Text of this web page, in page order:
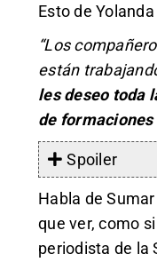
Esto de
“Los
están
les deseo toda
de
Spoiler
Habla de
que ver, como
periodista de la